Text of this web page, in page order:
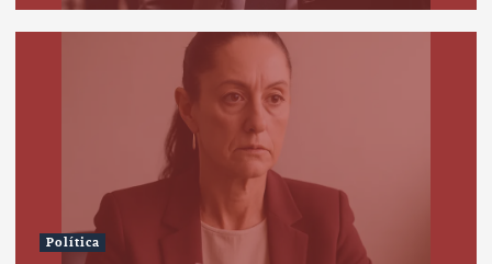
Política